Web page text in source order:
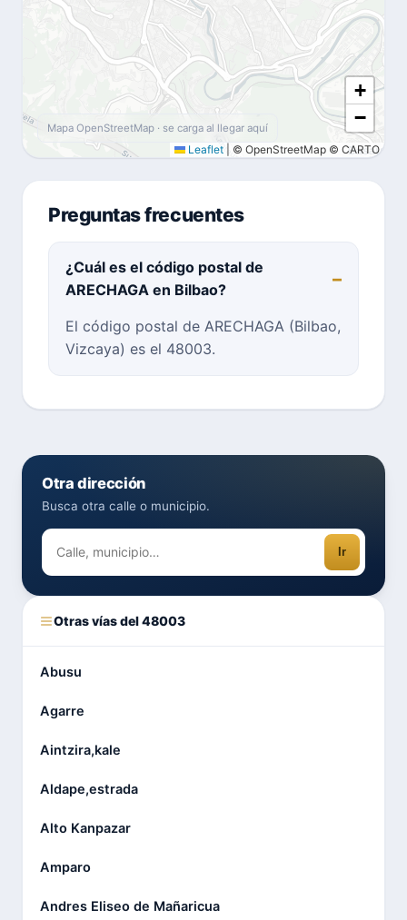
+
−
Leaflet © OpenStreetMap © CARTO
Mapa OpenStreetMap · se carga al llegar aquí
Preguntas frecuentes
¿Cuál es el código postal de
ARECHAGA en Bilbao?
El código postal de ARECHAGA (Bilbao,
Vizcaya) es el 48003.
Otra dirección
Busca otra calle o municipio.
Ir
Otras vías del 48003
Abusu
Agarre
Aintzira,kale
Aldape,estrada
Alto Kanpazar
Amparo
Andres Eliseo de Mañaricua